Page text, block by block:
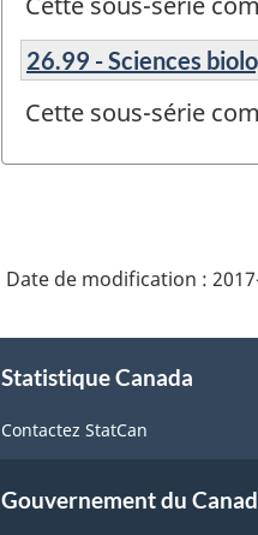
26.99 - Sciences
Cette sous-série
Date de modification :
Statistique Canada
Contactez StatCan
Gouvernement du